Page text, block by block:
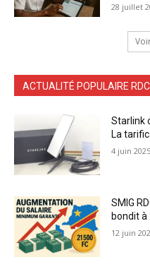
28 juillet
ACTUALITÉ POPULAIRE RDC
Starlink
La
4 juin 2025
SMIG
bondit à
12 juin